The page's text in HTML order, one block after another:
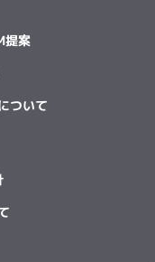
提案
ついて